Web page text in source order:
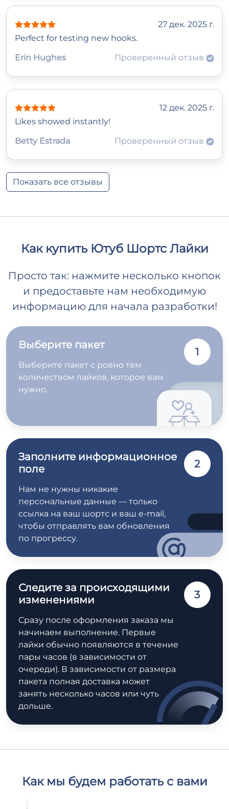
27 дек. 2025 г.
Perfect for testing new hooks.
Erin Hughes
Проверенный отзыв
12 дек. 2025 г.
Likes showed instantly!
Betty Estrada
Проверенный отзыв
Показать все отзывы
Как купить Ютуб Шортс Лайки
Просто так: нажмите несколько кнопок
и предоставьте нам необходимую
информацию для начала разработки!
Выберите пакет
Выберите пакет с ровно тем
количеством лайков, которое вам
нужно.
1
Заполните информационное
поле
Нам не нужны никакие
персональные данные — только
ссылка на ваш шортс и ваш e-mail,
чтобы отправлять вам обновления
по прогрессу.
2
Следите за происходящими
изменениями
Сразу после оформления заказа мы
начинаем выполнение. Первые
лайки обычно появляются в течение
пары часов (в зависимости от
очереди). В зависимости от размера
пакета полная доставка может
занять несколько часов или чуть
дольше.
3
Как мы будем работать с вами